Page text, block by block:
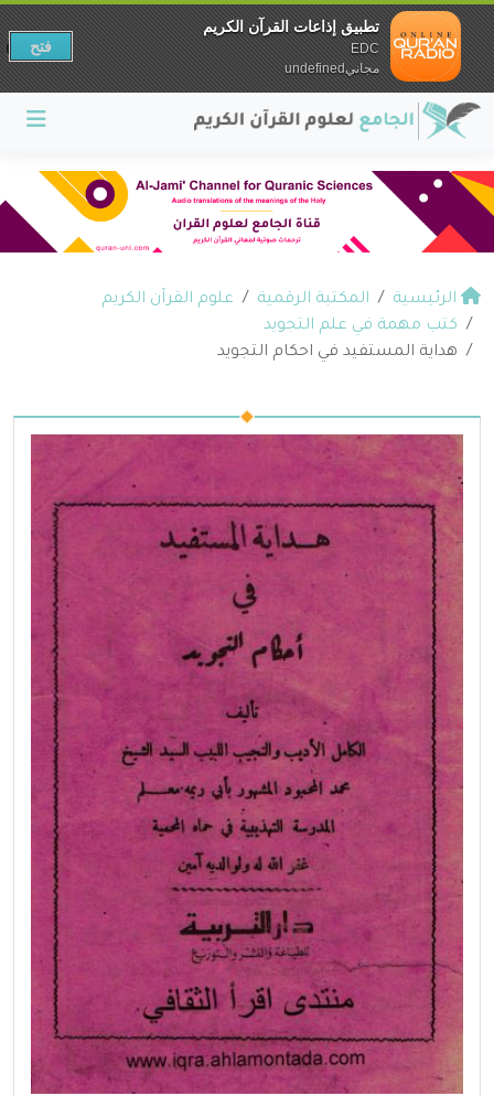
الرئيسية المكتبة الرقمية
علوم القرآن الكريم
كتب مهمة في علم التجويد
هداية المستفيد في احكام التجويد
تطبيق إذاعات القرآن الكريم
EDC
مجانيundefined
فتح